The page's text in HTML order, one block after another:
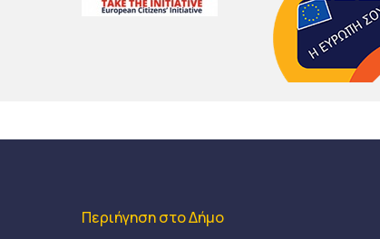
Περιήγηση στο Δήμο